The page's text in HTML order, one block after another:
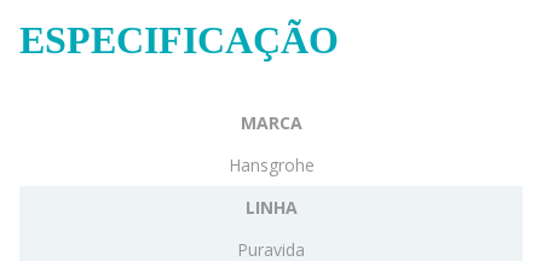
ESPECIFICAÇÃO
MARCA
Hansgrohe
LINHA
Puravida